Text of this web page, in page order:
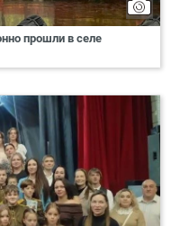
прошли в селе